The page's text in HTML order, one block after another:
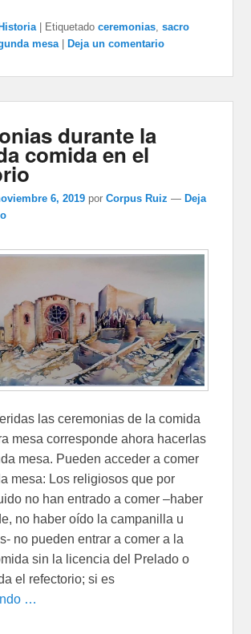
Historia Etiquetado ceremonias,sacro
mesa Deja un comentario
durante la
comida en el
6, 2019 porCorpus Ruiz — Deja
las ceremonias de la comida
mesa corresponde ahora hacerlas
mesa. Pueden acceder a comer
mesa: Los religiosos que por
no han entrado a comer –haber
no haber oído la campanilla u
no pueden entrar a comer a la
sin la licencia del Prelado o
el refectorio; si es
…